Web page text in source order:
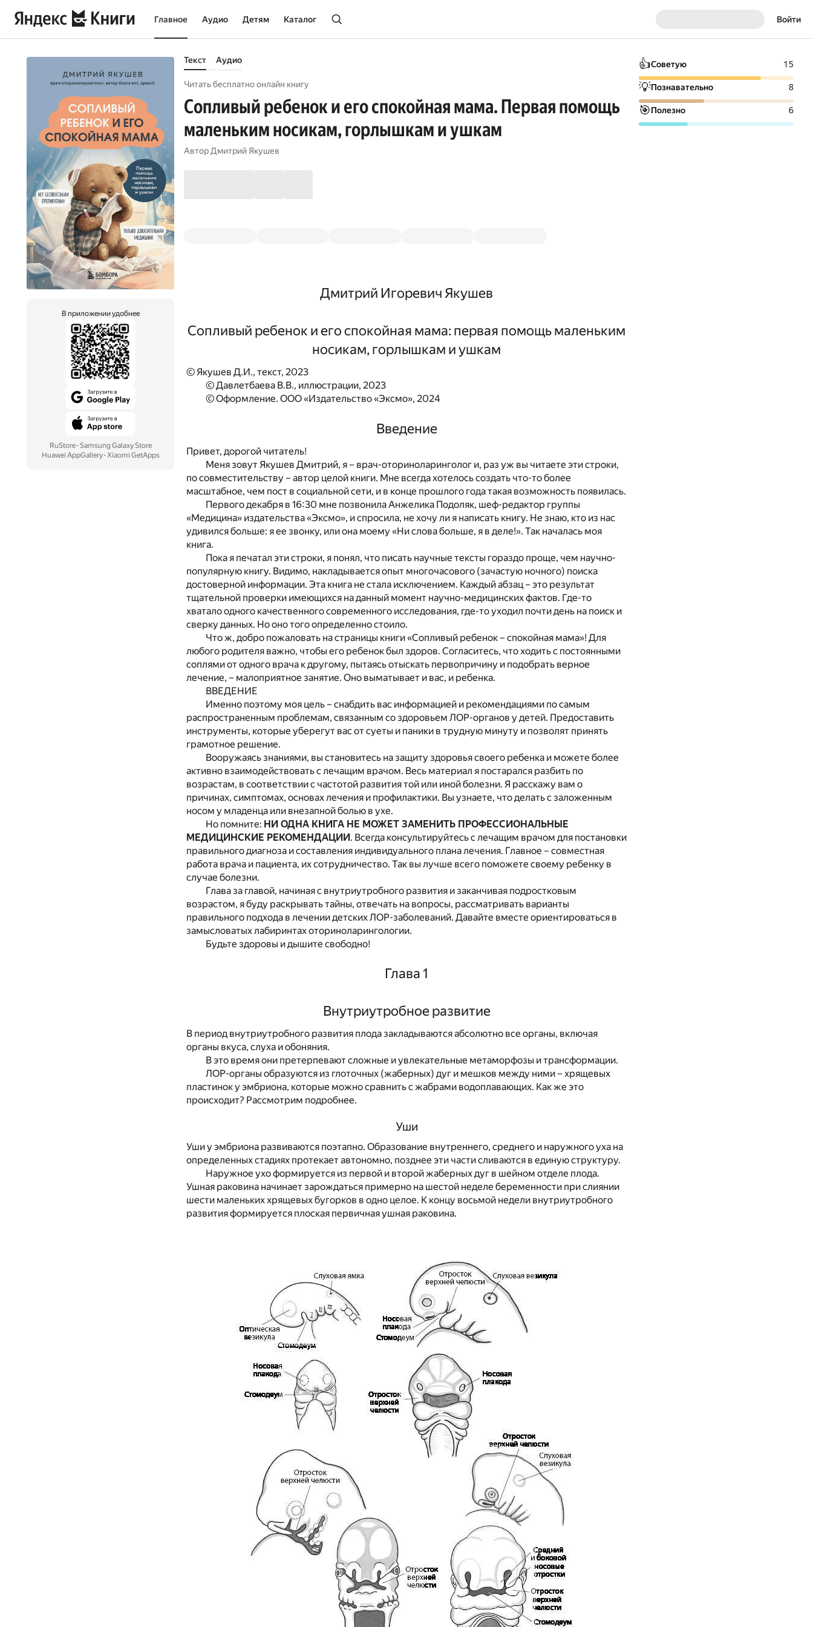
Главное Аудио Детям Каталог Войти
В приложении удобнее
RuStore· Samsung Galaxy Store
Huawei AppGallery· Xiaomi GetApps
Текст Аудио
Читать бесплатно онлайн книгу
Сопливый ребенок и его спокойная мама. Первая помощь
маленьким носикам, горлышкам и ушкам
Автор Дмитрий Якушев
Дмитрий Игоревич Якушев
Сопливый ребенок и его спокойная мама: первая помощь маленьким
носикам, горлышкам и ушкам
© Якушев Д.И., текст, 2023
© Давлетбаева В.В., иллюстрации, 2023
© Оформление. ООО «Издательство «Эксмо», 2024
Введение
Привет, дорогой читатель!
Меня зовут Якушев Дмитрий, я – врач-оториноларинголог и, раз уж вы читаете эти строки,
по совместительству – автор целой книги. Мне всегда хотелось создать что-то более
масштабное, чем пост в социальной сети, и в конце прошлого года такая возможность появилась.
Первого декабря в 16:30 мне позвонила Анжелика Подоляк, шеф-редактор группы
«Медицина» издательства «Эксмо», и спросила, не хочу ли я написать книгу. Не знаю, кто из нас
удивился больше: я ее звонку, или она моему «Ни слова больше, я в деле!». Так началась моя
книга.
Пока я печатал эти строки, я понял, что писать научные тексты гораздо проще, чем научно-
популярную книгу. Видимо, накладывается опыт многочасового (зачастую ночного) поиска
достоверной информации. Эта книга не стала исключением. Каждый абзац – это результат
тщательной проверки имеющихся на данный момент научно-медицинских фактов. Где-то
хватало одного качественного современного исследования, где-то уходил почти день на поиск и
сверку данных. Но оно того определенно стоило.
Что ж, добро пожаловать на страницы книги «Сопливый ребенок – спокойная мама»! Для
любого родителя важно, чтобы его ребенок был здоров. Согласитесь, что ходить с постоянными
соплями от одного врача к другому, пытаясь отыскать первопричину и подобрать верное
лечение, – малоприятное занятие. Оно выматывает и вас, и ребенка.
ВВЕДЕНИЕ
Именно поэтому моя цель – снабдить вас информацией и рекомендациями по самым
распространенным проблемам, связанным со здоровьем ЛОР-органов у детей. Предоставить
инструменты, которые уберегут вас от суеты и паники в трудную минуту и позволят принять
грамотное решение.
Вооружаясь знаниями, вы становитесь на защиту здоровья своего ребенка и можете более
активно взаимодействовать с лечащим врачом. Весь материал я постарался разбить по
возрастам, в соответствии с частотой развития той или иной болезни. Я расскажу вам о
причинах, симптомах, основах лечения и профилактики. Вы узнаете, что делать с заложенным
носом у младенца или внезапной болью в ухе.
Но помните: НИ ОДНА КНИГА НЕ МОЖЕТ ЗАМЕНИТЬ ПРОФЕССИОНАЛЬНЫЕ
МЕДИЦИНСКИЕ РЕКОМЕНДАЦИИ. Всегда консультируйтесь с лечащим врачом для постановки
правильного диагноза и составления индивидуального плана лечения. Главное – совместная
работа врача и пациента, их сотрудничество. Так вы лучше всего поможете своему ребенку в
случае болезни.
Глава за главой, начиная с внутриутробного развития и заканчивая подростковым
возрастом, я буду раскрывать тайны, отвечать на вопросы, рассматривать варианты
правильного подхода в лечении детских ЛОР-заболеваний. Давайте вместе ориентироваться в
замысловатых лабиринтах оториноларингологии.
Будьте здоровы и дышите свободно!
Глава 1
Внутриутробное развитие
В период внутриутробного развития плода закладываются абсолютно все органы, включая
органы вкуса, слуха и обоняния.
В это время они претерпевают сложные и увлекательные метаморфозы и трансформации.
ЛОР-органы образуются из глоточных (жаберных) дуг и мешков между ними – хрящевых
пластинок у эмбриона, которые можно сравнить с жабрами водоплавающих. Как же это
происходит? Рассмотрим подробнее.
Уши
Уши у эмбриона развиваются поэтапно. Образование внутреннего, среднего и наружного уха на
определенных стадиях протекает автономно, позднее эти части сливаются в единую структуру.
Наружное ухо формируется из первой и второй жаберных дуг в шейном отделе плода.
Ушная раковина начинает зарождаться примерно на шестой неделе беременности при слиянии
шести маленьких хрящевых бугорков в одно целое. К концу восьмой недели внутриутробного
развития формируется плоская первичная ушная раковина.
👍Советую 15
💡Познавательно 8
🎯Полезно 6